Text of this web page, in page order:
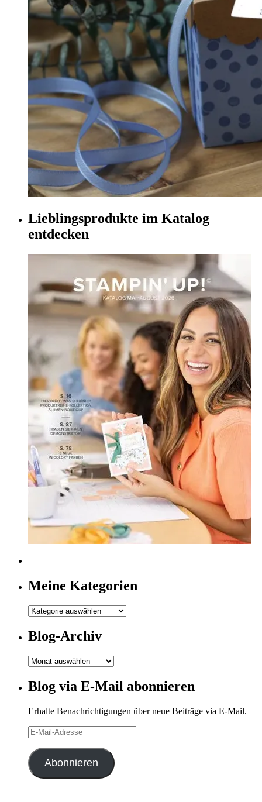
Lieblingsprodukte im Katalog
entdecken
Meine Kategorien
Meine
Blog-Archiv
Blog-
Blog via E-Mail abonnieren
Erhalte Benachrichtigungen über neue Beiträge via E-Mail.
E-
Mail-
Adresse
Abonnieren